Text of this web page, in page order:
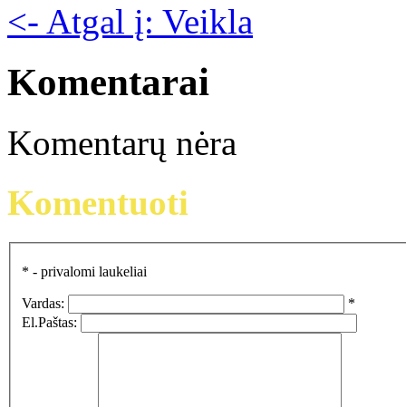
<- Atgal į: Veikla
Komentarai
Komentarų nėra
Komentuoti
* - privalomi laukeliai
Vardas:
*
El.Paštas: